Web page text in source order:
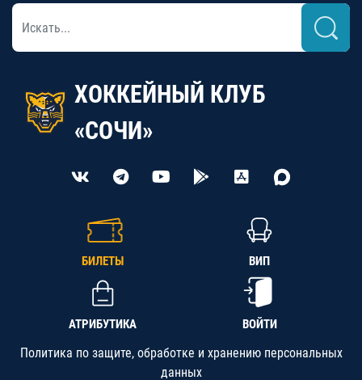
ХОККЕЙНЫЙ КЛУБ
«СОЧИ»
БИЛЕТЫ ВИП
АТРИБУТИКА ВОЙТИ
Политика по защите, обработке и хранению персональных
данных